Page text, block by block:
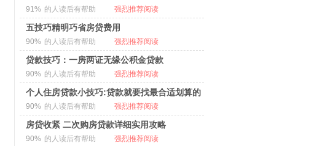
91% 的人读后有帮助 强烈推荐阅读
五技巧精明巧省房贷费用
90% 的人读后有帮助 强烈推荐阅读
贷款技巧：一房两证无缘公积金贷款
90% 的人读后有帮助 强烈推荐阅读
个人住房贷款小技巧:贷款就要找最合适划算的
90% 的人读后有帮助 强烈推荐阅读
房贷收紧 二次购房贷款详细实用攻略
90% 的人读后有帮助 强烈推荐阅读